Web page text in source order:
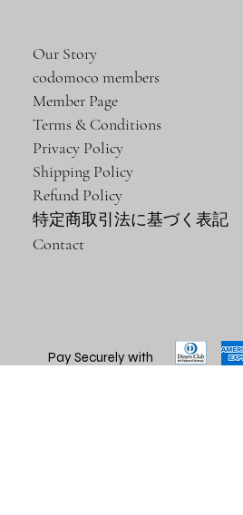
Our Story
codomoco members
Member Page
Terms & Conditions
Privacy Policy
Shipping Policy
Refund Policy
特定商取引法に基づく表記
Contact
Pay Securely with